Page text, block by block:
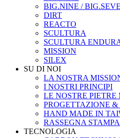
BIG.NINE /
DIRT
REACTO
SCULTURA
SCULTURA
MISSION
SILEX
SU DI NOI
LA NOSTRA
I NOSTRI PRINCIPI
LE NOSTRE
PROGETTAZIONE
HAND MADE IN
RASSEGNA STAMPA
TECNOLOGIA